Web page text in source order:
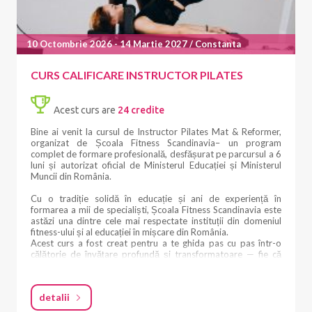
pentru a îmbina perfect teoria, practica și experiența reală.
Pe parcursul celor 6 luni vei avea parte de:
• Module de curs live, desfășurate în weekend
• Practică individuală ghidată între module
• Dezvoltarea abilităților reale de predare
• Evaluări constante și feedback
• Examen final de certificare
Totul este gândit astfel încât, la final, să fii pregătit(ă) să
predai cu încredere, în contexte reale.
CE VEI ÎNVĂȚA
metodei Pilates, create de Joseph Pilates, adaptate la
cerințele actuale. Vei studia:
• Fundamentele Pilates Mat
• Antrenamentul pe Pilates Reformer
• Utilizarea accesoriilor și aparatelor
• Aliniament postural și biomecanică
• Structura și elaborarea unei clase
10 Octombrie 2026 - 14 Martie 2027 / Constanta
CURS CALIFICARE INSTRUCTOR PILATES
Acest curs are 24 credite
Bine ai venit la cursul de Instructor Pilates Mat & Reformer,
organizat de Școala Fitness Scandinavia– un program
complet de formare profesională, desfășurat pe parcursul a 6
luni și autorizat oficial de Ministerul Educației și Ministerul
Muncii din România.
Cu o tradiție solidă în educație și ani de experiență în
formarea a mii de specialiști, Școala Fitness Scandinavia este
astăzi una dintre cele mai respectate instituții din domeniul
fitness-ului și al educației în mișcare din România.
Acest curs a fost creat pentru a te ghida pas cu pas într-o
călătorie de învățare profundă și transformatoare — fie că
ACREDITARE & CERTIFICARE OFICIALĂ
detalii